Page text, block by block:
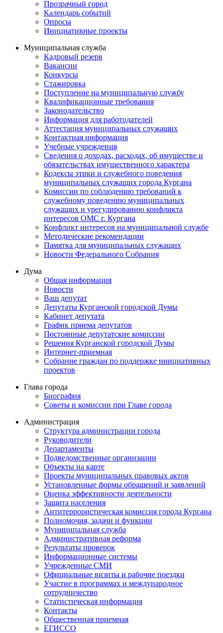
Прозрачный город
Календарь событий
Опросы
Инициативные проекты
Муниципальная служба
Кадровый резерв
Вакансии
Конкурсы
Стажировка
Поступление на муниципальную службу
Квалификационные требования
Законодательство
Информация для работодателей
Аттестация муниципальных служащих
Контактная информация
Учебные учреждения
Сведения о доходах, расходах, об имуществе и
обязательствах имущественного характера
Кодексы этики и служебного поведения
муниципальных служащих города Кургана
Комиссии по соблюдению требований к
служебному поведению муниципальных
служащих и урегулированию конфликта
интересов ОМС г. Кургана
Конфликт интересов на муниципальной службе
Методические рекомендации
Памятка для муниципальных служащих
Новости Федерального Cобрания
Дума
Общая информация
Новости
Ваш депутат
Депутаты Курганской городской Думы
Кабинет депутата
График приема депутатов
Постоянные депутатские комиссии
Решения Курганской городской Думы
Интернет-приемная
Собрание граждан по поддержке инициативных
проектов
Глава города
Биография
Советы и комиссии при Главе города
Администрация
Структура администрации города
Руководители
Департаменты
Подведомственные организации
Объекты на карте
Проекты муниципальных правовых актов
Установленные формы обращений и заявлений
Оценка эффективности деятельности
Защита населения
Антитеррористическая комиссия города Кургана
Полномочия, задачи и функции
Муниципальная служба
Административная реформа
Результаты проверок
Информационные системы
Учрежденные СМИ
Официальные визиты и рабочие поездки
Участие в программах и международное
сотрудничество
Статистическая информация
Контакты
Общественная приемная
ЕГИССО